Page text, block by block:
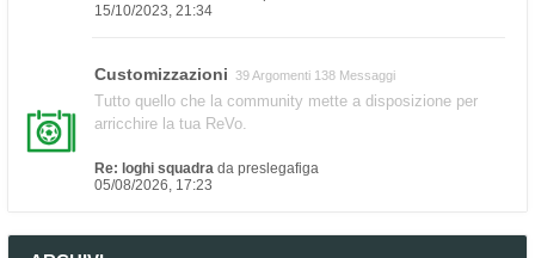
15/10/2023, 21:34
Customizzazioni 39 Argomenti 138 Messaggi
Tutto quello che la community mette a disposizione per
arricchire la tua ReVo.
Re: loghi squadra da preslegafiga
05/08/2026, 17:23